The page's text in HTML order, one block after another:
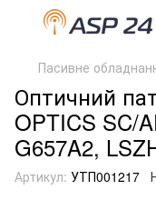
Пасивне
Оптичний
OPTICS SC/
G657A2,
Артикул: УТП001217